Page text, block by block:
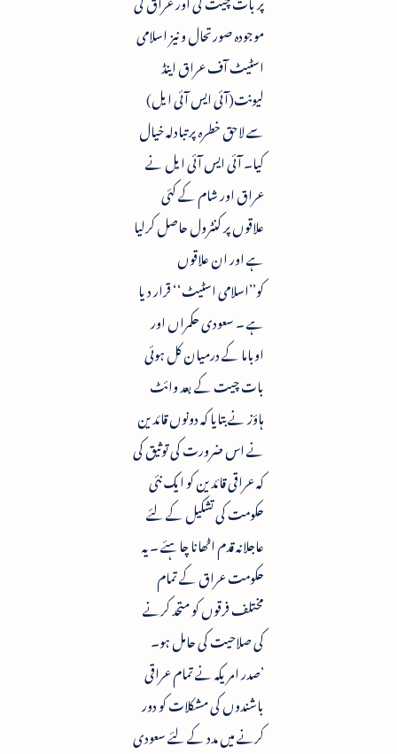
موجودہ صورتحال و نیز اسلامی
اسٹیٹ آف عراق اینڈ
لیونت(آئی ایس آئی ایل)
سے لاحق خطرہ پر تبادلہ خیال
کیا۔ آئی ایس آئی ایل نے
عراق اور شام کے کئی
علاقوں پر کنٹرول حاصل کرلیا
ہے اور ان علاقوں
کو’’اسلامی اسٹیٹ‘‘ قرار دیا
ہے ۔ سعودی حکمراں اور
اوباما کے درمیان کل ہوئی
بات چیت کے بعد وائٹ
ہاؤز نے بتایا کہ دونوں قائدین
نے اس ضرورت کی توثیق کی
کہ عراقی قائدین کو ایک نئی
حکومت کی تشکیل کے لئے
عاجلانہ قدم اٹھانا چاہئے ۔ یہ
حکومت عراق کے تمام
مختلف فرقوں کو متحد کرنے
کی صلاحیت کی حامل ہو۔
’صدر امریکہ نے تمام عراقی
باشندوں کی مشکلات کو دور
کرنے میں مدد کے لئے سعودی